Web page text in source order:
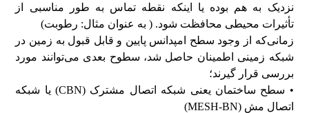
نزدیک به هم بوده یا اینکه نقطه تماس به طور مناسبی از
تأثیرات محیطی محافظت شود. ( به عنوان مثال: رطوبت)
زمانی‌که از وجود سطح امپدانس پایین و قابل قبول به زمین در
شبکه زمینی اطمینان حاصل شد، سطوح بعدی می‌توانند مورد
بررسی قرار گیرند؛
• سطح ساختمان یعنی شبکه اتصال مشترک (CBN) یا شبکه
اتصال مش (MESH-BN)